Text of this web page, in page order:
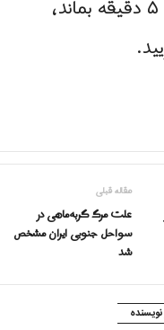
یا بدن قرار دهید و بگذارید فقط ۵ دقیقه بماند،
مقاله قبلی
علت مرگ گربه‌ماهی در
سواحل جنوبی ایران مشخص
شد